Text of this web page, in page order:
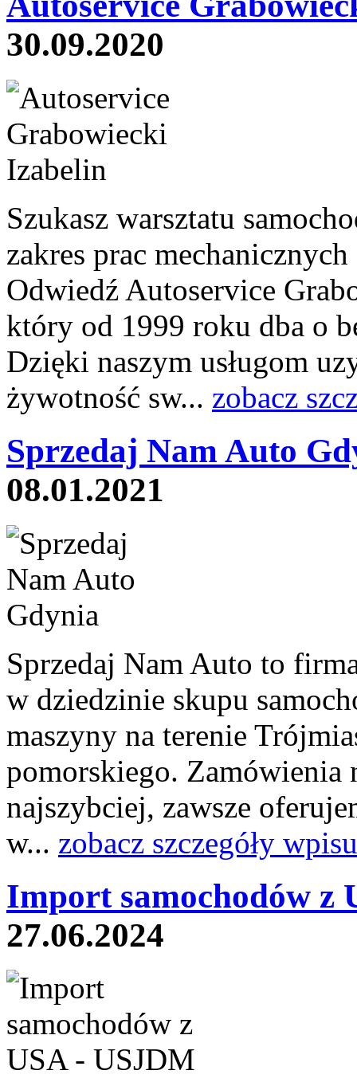
30.09.2020
Szukasz warsztatu
zakres prac
Odwiedź Autoservice
który od 1999 roku dba o
Dzięki naszym usługom
żywotność sw... zobacz
Sprzedaj Nam Auto
08.01.2021
Sprzedaj Nam Auto to
w dziedzinie skupu
maszyny na terenie
pomorskiego.
najszybciej, zawsze
w... zobacz szczegóły
Import samochodów z
27.06.2024